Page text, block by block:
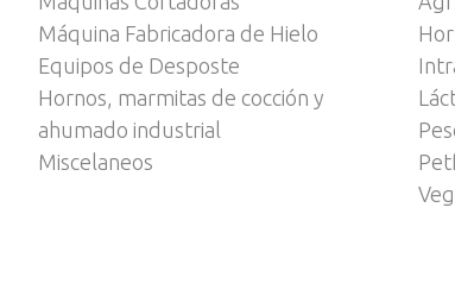
Máquina Fabricadora de Hielo
Equipos de Desposte
Hornos, marmitas de cocción y
ahumado industrial
Miscelaneos